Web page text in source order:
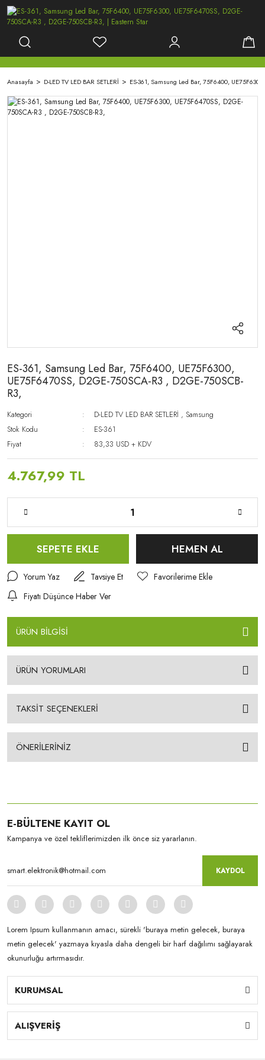
Anasayfa D-LED TV LED BAR SETLERİ ES-361, Samsung Led Bar, 75F6400,
ES-361, Samsung Led Bar, 75F6400, UE75F6300,
UE75F6470SS, D2GE-750SCA-R3 , D2GE-750SCB-
R3,
Kategori D-LED TV LED BAR SETLERİ ,Samsung
Stok Kodu
ES-361
Fiyat
83,33 USD + KDV
4.767,99 TL
SEPETE EKLE HEMEN AL
Yorum Yaz
Tavsiye Et
Fiyatı Düşünce Haber Ver
ÜRÜN BİLGİSİ
ÜRÜN YORUMLARI
TAKSİT SEÇENEKLERİ
ÖNERİLERİNİZ
E-BÜLTENE KAYIT OL
Kampanya ve özel tekliflerimizden ilk önce siz yararlanın.
KAYDOL
Lorem Ipsum kullanmanın amacı, sürekli 'buraya metin gelecek, buraya
metin gelecek' yazmaya kıyasla daha dengeli bir harf dağılımı sağlayarak
okunurluğu artırmasıdır.
KURUMSAL
ALIŞVERİŞ